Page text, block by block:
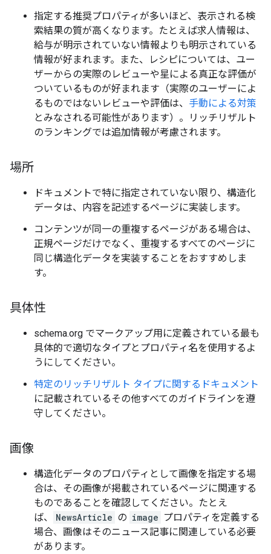
指定する推奨プロパティが多いほど、表示される検
索結果の質が高くなります。たとえば求人情報は、
給与が明示されていない情報よりも明示されている
情報が好まれます。また、レシピについては、ユー
ザーからの実際のレビューや星による真正な評価が
ついているものが好まれます（実際のユーザーによ
るものではないレビューや評価は、 手動による対策
とみなされる可能性があります）。リッチリザルト
のランキングでは追加情報が考慮されます。
場所
ドキュメントで特に指定されていない限り、構造化
データは、内容を記述するページに実装します。
コンテンツが同一の重複するページがある場合は、
正規ページだけでなく、重複するすべてのページに
同じ構造化データを実装することをおすすめしま
す。
具体性
schema.org でマークアップ用に定義されている最も
具体的で適切なタイプとプロパティ名を使用するよ
うにしてください。
特定のリッチリザルト タイプに関するドキュメント
に記載されているその他すべてのガイドラインを遵
守してください。
画像
構造化データのプロパティとして画像を指定する場
合は、その画像が掲載されているページに関連する
ものであることを確認してください。たとえ
ば、
NewsArticle の image プロパティを定義する
場合、画像はそのニュース記事に関連している必要
があります。